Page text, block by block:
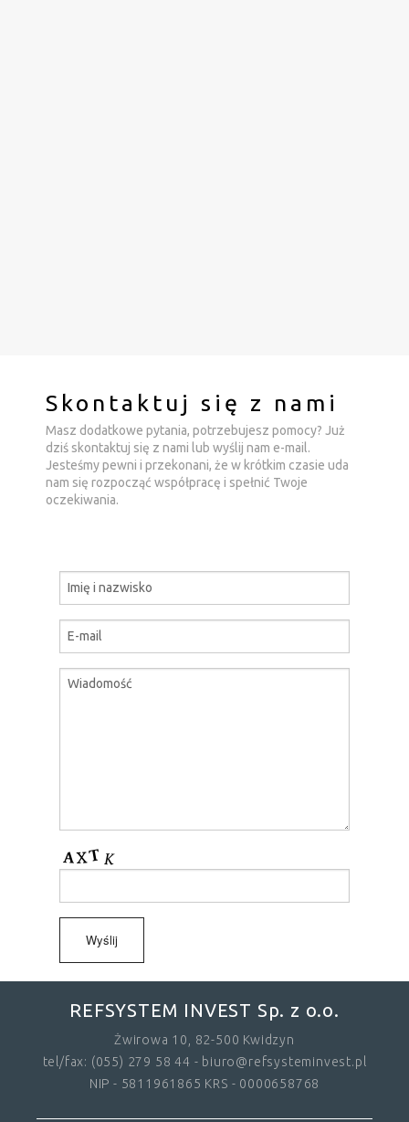
Skontaktuj się z nami
Masz dodatkowe pytania, potrzebujesz pomocy? Już
dziś skontaktuj się z nami lub wyślij nam e-mail.
Jesteśmy pewni i przekonani, że w krótkim czasie uda
nam się rozpocząć współpracę i spełnić Twoje
oczekiwania.
REFSYSTEM INVEST Sp. z o.o.
Żwirowa 10, 82-500 Kwidzyn
tel/fax: (055) 279 58 44 - biuro@refsysteminvest.pl
NIP - 5811961865 KRS - 0000658768